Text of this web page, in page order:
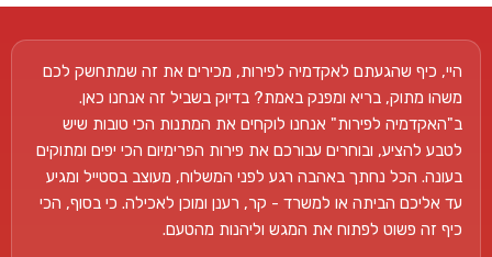
היי, כיף שהגעתם לאקדמיה לפירות, מכירים את זה שמתחשק לכם
משהו מתוק, בריא ומפנק באמת? בדיוק בשביל זה אנחנו כאן.
ב"האקדמיה לפירות" אנחנו לוקחים את המתנות הכי טובות שיש
לטבע להציע, ובוחרים עבורכם את פירות הפרימיום הכי יפים ומתוקים
בעונה. הכל נחתך באהבה רגע לפני המשלוח, מעוצב בסטייל ומגיע
עד אליכם הביתה או למשרד - קר, רענן ומוכן לאכילה. כי בסוף, הכי
כיף זה פשוט לפתוח את המגש וליהנות מהטעם.